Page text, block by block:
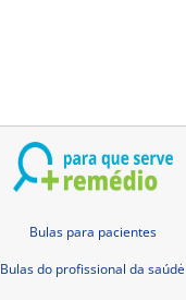
Bulas para pacientes
Bulas do profissional da saúdė